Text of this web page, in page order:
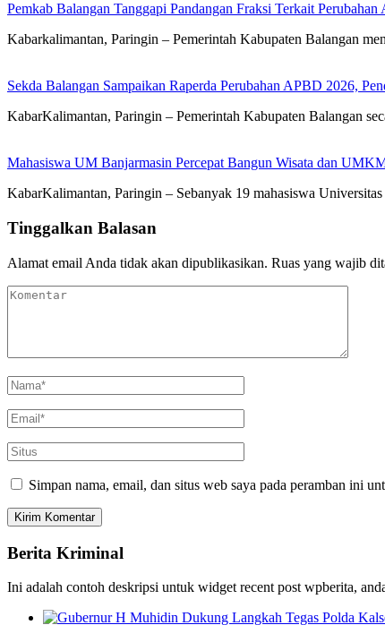
Pemkab Balangan Tanggapi Pandangan Fraksi Terkait
Kabarkalimantan, Paringin – Pemerintah Kabupaten Balangan
Sekda Balangan Sampaikan Raperda Perubahan APBD 2026,
KabarKalimantan, Paringin – Pemerintah Kabupaten Balangan
Mahasiswa UM Banjarmasin Percepat Bangun Wisata dan
KabarKalimantan, Paringin – Sebanyak 19 mahasiswa
Tinggalkan Balasan
Alamat email Anda tidak akan dipublikasikan. Ruas yang wajib
Simpan nama, email, dan situs web saya pada peramban ini
Berita Kriminal
Ini adalah contoh deskripsi untuk widget recent post wpberita,